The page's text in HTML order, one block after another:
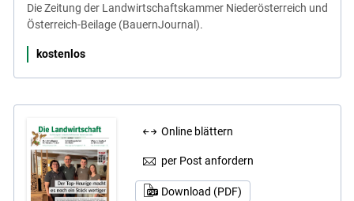
Die Zeitung der Landwirtschaftskammer Niederösterreich und
Österreich-Beilage (BauernJournal).
kostenlos
Online blättern
per Post anfordern
Download (PDF)